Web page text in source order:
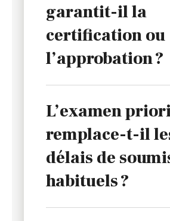
garantit-il la
certification ou
l’approbation ?
L’examen
remplace-t-il
délais de
habituels ?